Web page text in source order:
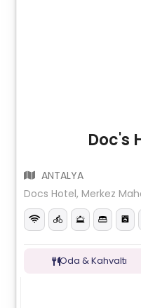
Doc's
ANTALYA
Docs Hotel, Merkez
Oda & Kahvaltı